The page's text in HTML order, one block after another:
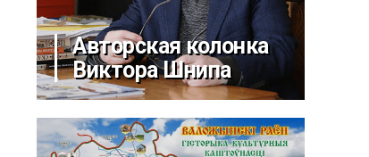
Авторская колонка
Виктора Шнипа